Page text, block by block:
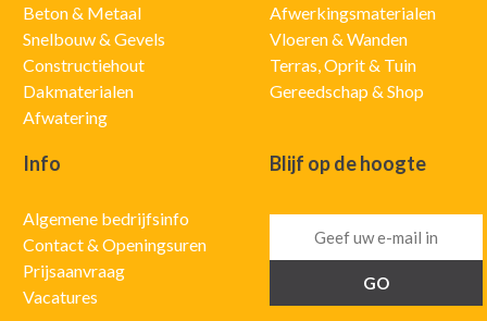
Beton & Metaal
Snelbouw & Gevels
Constructiehout
Dakmaterialen
Afwatering
Afwerkingsmaterialen
Vloeren & Wanden
Terras, Oprit & Tuin
Gereedschap & Shop
Info
Algemene bedrijfsinfo
Contact & Openingsuren
Prijsaanvraag
Vacatures
Blijf op de hoogte